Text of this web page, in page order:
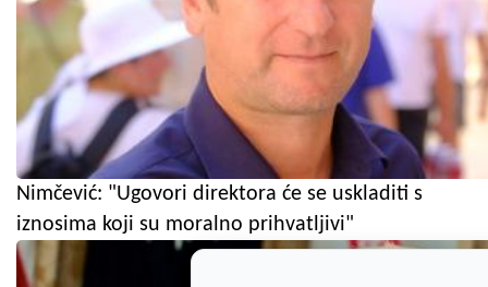
Nimčević: "Ugovori direktora će se uskladiti s
iznosima koji su moralno prihvatljivi"